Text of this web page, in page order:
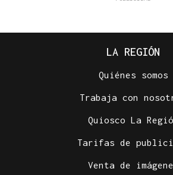
LA REGIÓN
Quiénes somos
Trabaja con
Quiosco La
Tarifas de
Venta de